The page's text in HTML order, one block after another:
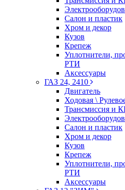
Салон и пластик
Хром и декор
Кузов
Крепеж
Уплотнители,
РТИ
Аксессуары
ГАЗ 24, 2410
Двигатель
Ходовая \
Трансмиссия и
Салон и пластик
Хром и декор
Кузов
Крепеж
Уплотнители,
РТИ
Аксессуары